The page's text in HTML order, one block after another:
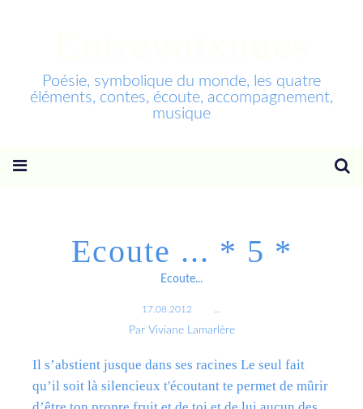
Poésie, symbolique du monde, les quatre
éléments, contes, écoute, accompagnement,
musique
Ecoute ... * 5 *
Ecoute...
17.08.2012
Par Viviane Lamarlère
Il s’abstient jusque dans ses racines Le seul fait
qu’il soit là silencieux t'écoutant te permet de mûrir